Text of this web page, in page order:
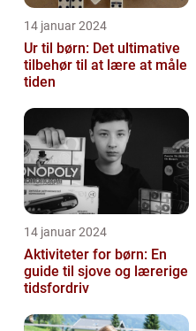
14 januar 2024
Ur til børn: Det ultimative
tilbehør til at lære at måle
tiden
14 januar 2024
Aktiviteter for børn: En
guide til sjove og lærerige
tidsfordriv